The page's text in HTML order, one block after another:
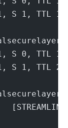
S 1, TTL 1]
S 0, TTL 1]
S 1, TTL 2]